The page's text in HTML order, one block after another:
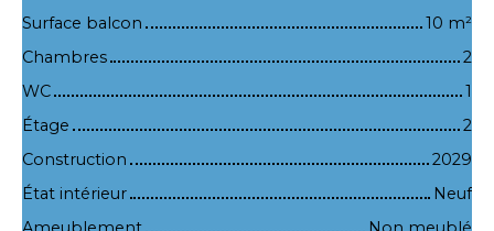
Surface balcon
10 m²
Chambres
2
WC
1
Étage
2
Construction
2029
État intérieur
Neuf